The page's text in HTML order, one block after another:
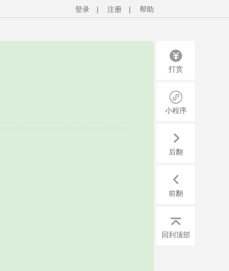
登录 | 注册 | 帮助
打赏
小程序
后翻
前翻
回到顶部